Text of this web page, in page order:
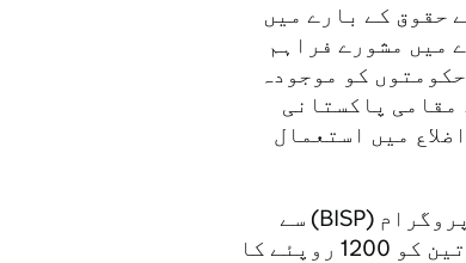
حقوق کے بارے میں
میں مشورے فراہم
کو موجودہ
مقامی پاکستانی
میں استعمال
برطانیہ پہلے ہی پاکستان کے نیشنل انکم سپورٹ پروگرام (BISP) سے
تعاون کررہا ہے جس سے غریب ترین گھرانوں کی خواتین کو 1200 روپئے کا